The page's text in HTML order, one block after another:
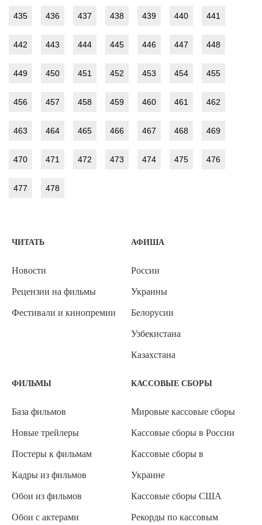
435 436 437 438 439 440 441
442 443 444 445 446 447 448
449 450 451 452 453 454 455
456 457 458 459 460 461 462
463 464 465 466 467 468 469
470 471 472 473 474 475 476
477 478
ЧИТАТЬ
Новости
Рецензии на фильмы
Фестивали и кинопремии
АФИША
России
Украины
Белорусии
Узбекистана
Казахстана
ФИЛЬМЫ
База фильмов
Новые трейлеры
Постеры к фильмам
Кадры из фильмов
Обои из фильмов
Обои с актерами
КАССОВЫЕ СБОРЫ
Мировые кассовые сборы
Кассовые сборы в России
Кассовые сборы в
Украине
Кассовые сборы США
Рекорды по кассовым